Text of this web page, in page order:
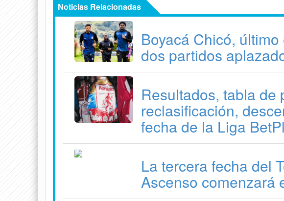
Noticias Relacionadas
Boyacá Chicó,
dos partidos
Resultados, tabla de
reclasificación,
fecha de la Liga
La tercera fecha del
Ascenso comenzará